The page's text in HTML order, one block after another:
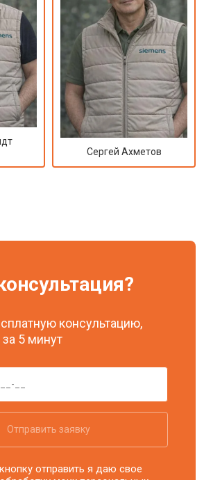
Сергей Ахметов
консультацию,
5 минут
Отправить заявку
отправить я даю свое